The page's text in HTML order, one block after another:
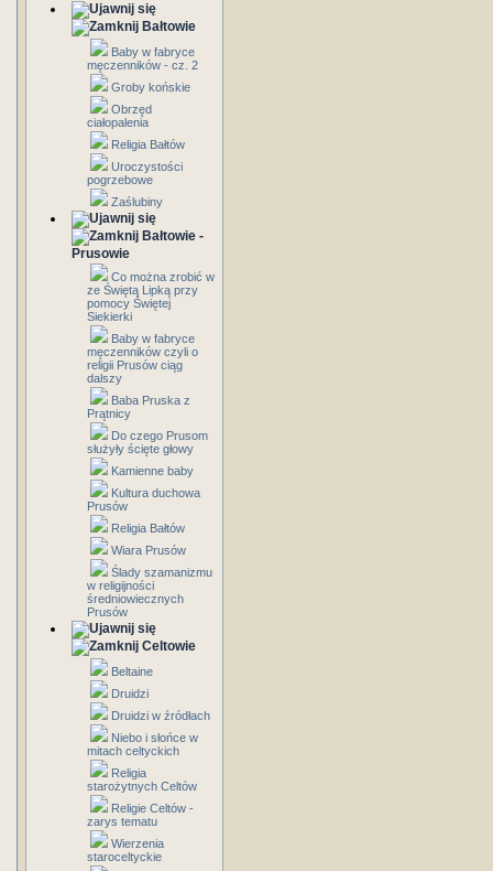
Bałtowie
Baby w fabryce
męczenników - cz. 2
Groby końskie
Obrzęd
ciałopalenia
Religia Bałtów
Uroczystości
pogrzebowe
Zaślubiny
Bałtowie -
Prusowie
Co można zrobić w
ze Świętą Lipką przy
pomocy Świętej
Siekierki
Baby w fabryce
męczenników czyli o
religii Prusów ciąg
dalszy
Baba Pruska z
Prątnicy
Do czego Prusom
służyły ścięte głowy
Kamienne baby
Kultura duchowa
Prusów
Religia Bałtów
Wiara Prusów
Ślady szamanizmu
w religijności
średniowiecznych
Prusów
Celtowie
Beltaine
Druidzi
Druidzi w źródłach
Niebo i słońce w
mitach celtyckich
Religia
starożytnych Celtów
Religie Celtów -
zarys tematu
Wierzenia
staroceltyckie